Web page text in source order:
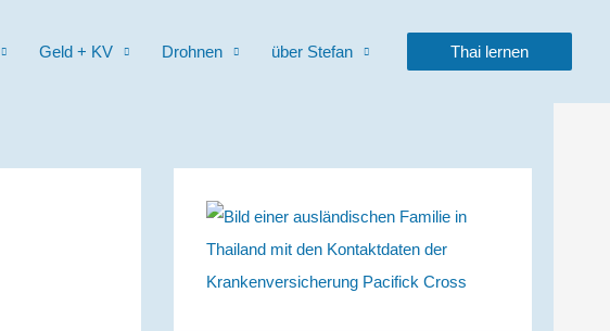
Geld + KV Drohnen über Stefan Thai lernen